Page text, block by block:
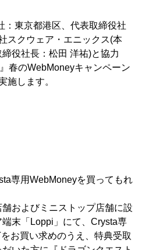
：東京都港区、代表取締役社
スクウェア・エニックス(本
役社長：松田 洋祐)と協力
春のWebMoneyキャンペーン
施します。
専用WebMoneyを買ってもれ
およびミニストップ店舗に設
末「Loppi」にて、Crysta専
お買い求めのうえ、特典受取